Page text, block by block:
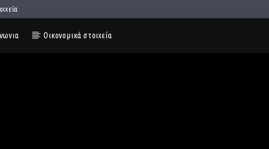
Οικονομικά στοιχεία